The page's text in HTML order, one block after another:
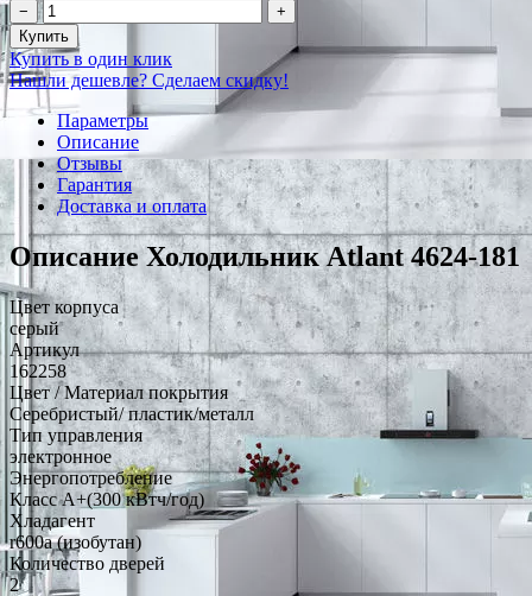
−
+
Купить
Купить в один клик
Нашли дешевле? Сделаем скидку!
Параметры
Описание
Отзывы
Гарантия
Доставка и оплата
Описание Холодильник Atlant 4624-181
Цвет корпуса
серый
Артикул
162258
Цвет / Материал покрытия
Серебристый/ пластик/металл
Тип управления
электронное
Энергопотребление
Класс A+(300 кВтч/год)
Хладагент
r600a (изобутан)
Количество дверей
2